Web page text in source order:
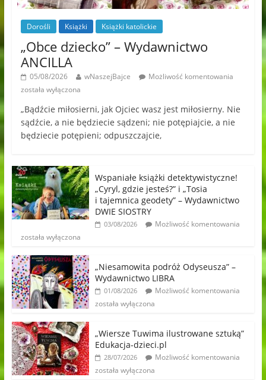
Dorośli Książki Książki katolickie
„Obce dziecko” – Wydawnictwo
ANCILLA
05/08/2026 wNaszejBajce
Możliwość komentowania
została wyłączona
„Bądźcie miłosierni, jak Ojciec wasz jest miłosierny. Nie
sądźcie, a nie będziecie sądzeni; nie potępiajcie, a nie
będziecie potępieni; odpuszczajcie,
Wspaniałe książki detektywistyczne!
„Cyryl, gdzie jesteś?” i „Tosia
i tajemnica geodety” – Wydawnictwo
DWIE SIOSTRY
03/08/2026
Możliwość komentowania
została wyłączona
„Niesamowita podróż Odyseusza” –
Wydawnictwo LIBRA
01/08/2026
Możliwość komentowania
została wyłączona
„Wiersze Tuwima ilustrowane sztuką”
Edukacja-dzieci.pl
28/07/2026
Możliwość komentowania
została wyłączona